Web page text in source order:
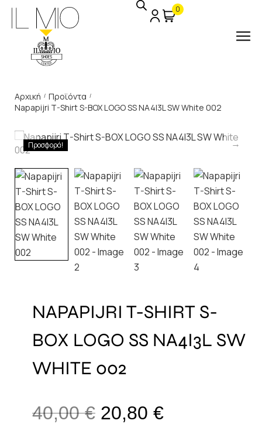
0
Αρχική / Προϊόντα /
Napapijri T-Shirt S-BOX LOGO SS NA4I3L SW White 002
Προσφορά!
NAPAPIJRI T-SHIRT S-
BOX LOGO SS NA4I3L SW
WHITE 002
40,00€ 20,80 €